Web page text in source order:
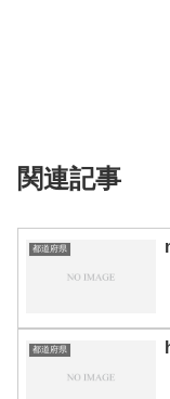
関連記事
都道府県
都道府県